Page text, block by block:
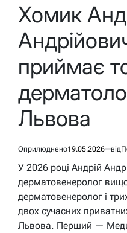
Хомик
приймає
Львова
Оприлюднено19.05.2026 від
У 2026 році Андрій
дерматовенеролог
дерматовенеролог і
двох сучасних
Львова. Перший —